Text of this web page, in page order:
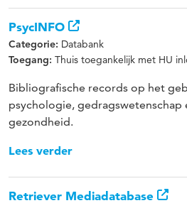
PsycINFO
Categorie: Databank
Toegang: Thuis toegankelijk met HU
Bibliografische records op het
psychologie, gedragswetenschap
gezondheid.
Lees verder
Retriever Mediadatabase